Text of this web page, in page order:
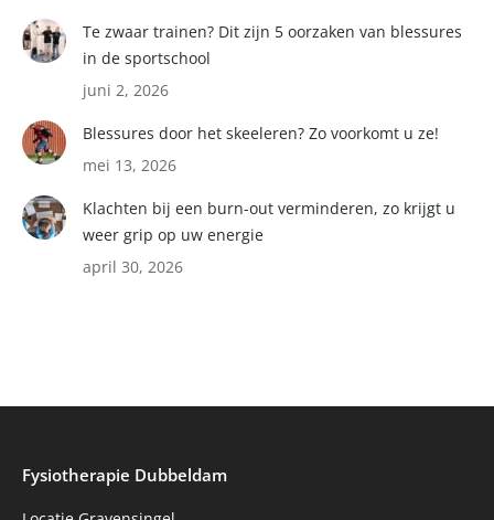
Te zwaar trainen? Dit zijn 5 oorzaken van blessures
in de sportschool
juni 2, 2026
Blessures door het skeeleren? Zo voorkomt u ze!
mei 13, 2026
Klachten bij een burn-out verminderen, zo krijgt u
weer grip op uw energie
april 30, 2026
Fysiotherapie Dubbeldam